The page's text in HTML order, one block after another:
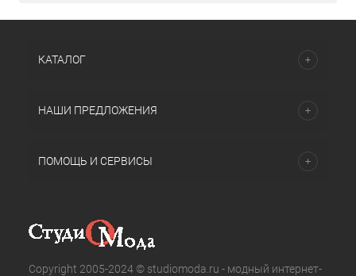
КАТАЛОГ
НАШИ ПРЕДЛОЖЕНИЯ
ПОМОЩЬ И СЕРВИСЫ
Copyright 2005-2024 © studiomoda.ru - модный интернет-